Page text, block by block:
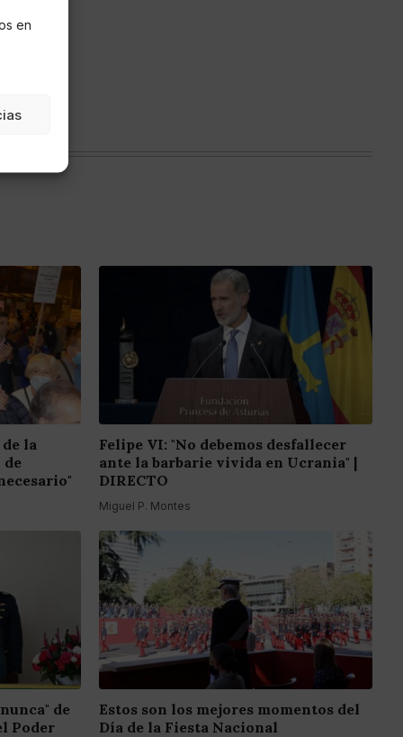
en
la
Felipe VI: "No debemos desfallecer
ante la barbarie vivida en Ucrania" |
DIRECTO
Miguel P. Montes
de
Poder
Estos son los mejores momentos del
Día de la Fiesta Nacional